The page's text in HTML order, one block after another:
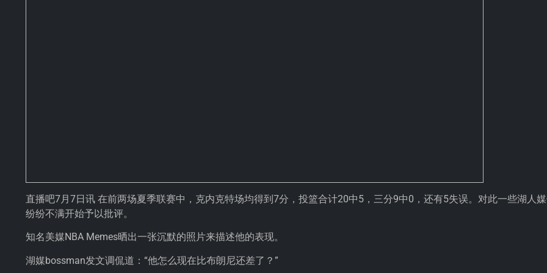
直播吧7月7日讯 在前两场夏季联赛中，克内克特场均得到7分，投篮合计20中5，三分9中0，还有5失误。对此一些湖人
纷纷不满开始予以批评。
知名美媒NBA Memes晒出一张沉默的照片来描述他的表现。
湖媒bossman发文调侃道：“他怎么现在比布朗尼还差了？”